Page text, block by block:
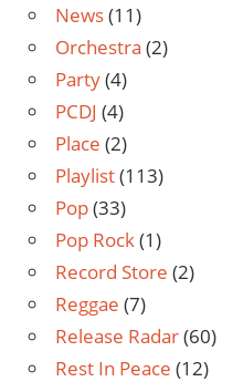
News(11)
Orchestra (2)
Party(4)
PCDJ (4)
Place (2)
Playlist(113)
Pop(33)
Pop Rock(1)
Record Store (2)
Reggae (7)
Release Radar(60)
Rest In Peace (12)